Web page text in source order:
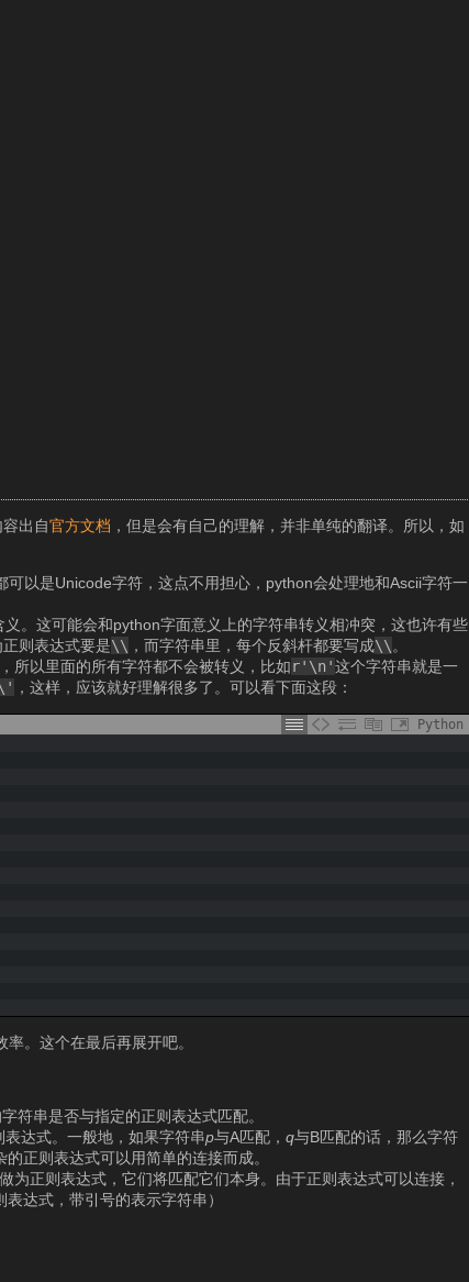
容出自官方文档 ，但是会有自己的理解，并非单纯的翻译。所以，如
以是Unicode字符，这点不用担心，python会处理地和Ascii字符一
。这可能会和python字面意义上的字符串转义相冲突，这也许有些
则表达式要是\\ ，而字符串里，每个反斜杆都要写成\\ 。
所以里面的所有字符都不会被转义，比如r'\n'这个字符串就是一
，这样，应该就好理解很多了。可以看下面这段：
Python
。这个在最后再展开吧。
符串是否与指定的正则表达式匹配。
达式。一般地，如果字符串p与A匹配，q与B匹配的话，那么字符
正则表达式可以用简单的连接而成。
为正则表达式，它们将匹配它们本身。由于正则表达式可以连接，
达式，带引号的表示字符串）